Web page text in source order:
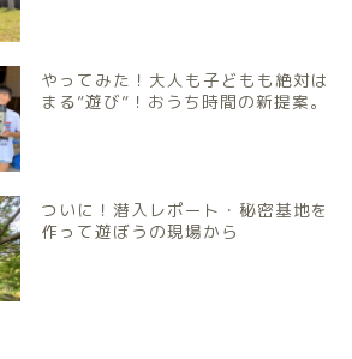
やってみた！大人も子どもも絶対は
まる”遊び”！おうち時間の新提案。
ついに！潜入レポート・秘密基地を
作って遊ぼうの現場から